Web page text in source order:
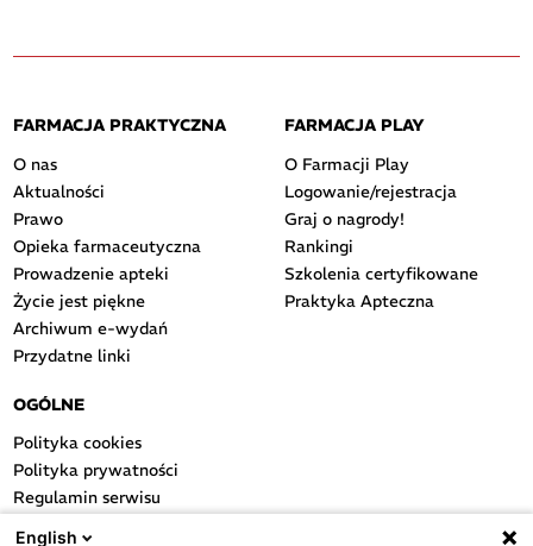
FARMACJA PRAKTYCZNA
O nas
Aktualności
Prawo
Opieka farmaceutyczna
Prowadzenie apteki
Życie jest piękne
Archiwum e-wydań
Przydatne linki
FARMACJA PLAY
O Farmacji Play
Logowanie/rejestracja
Graj o nagrody!
Rankingi
Szkolenia certyfikowane
Praktyka Apteczna
OGÓLNE
Polityka cookies
Polityka prywatności
Regulamin serwisu
English